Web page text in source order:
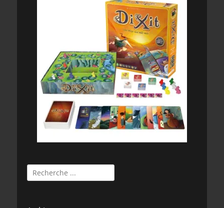
Rechercher :